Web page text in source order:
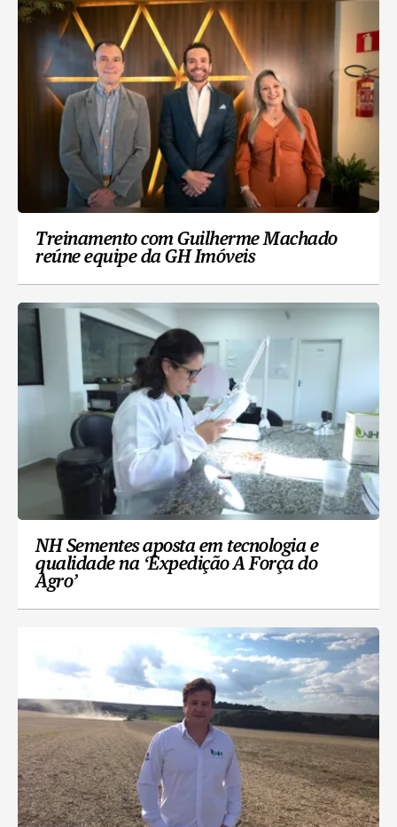
Treinamento com Guilherme Machado
reúne equipe da GH Imóveis
NH Sementes aposta em tecnologia e
qualidade na ‘Expedição A Força do
Agro’